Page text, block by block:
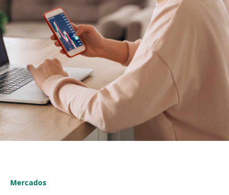
Mercados